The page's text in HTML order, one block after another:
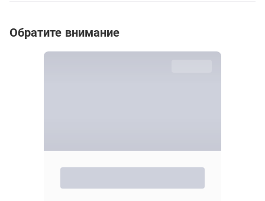
Обратите внимание